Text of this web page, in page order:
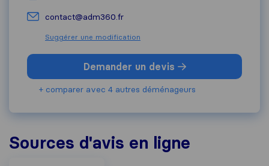
contact@adm360.fr
Suggérer une modification
Demander un devis
+ comparer avec 4 autres déménageurs
Sources d'avis en ligne